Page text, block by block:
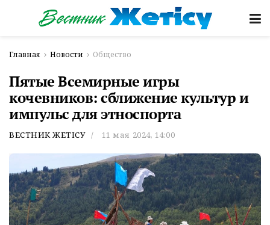
Главная Новости Общество
Пятые Всемирные игры
кочевников: сближение культур и
импульс для этноспорта
ВЕСТНИК ЖЕТІСУ 11 мая 2024, 14:00